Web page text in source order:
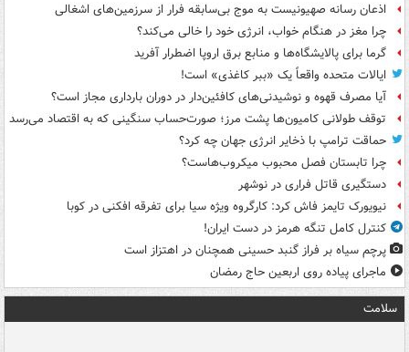
اذعان رسانه صهیونیست به موج بی‌سابقه فرار از سرزمین‌های اشغالی
چرا مغز در هنگام خواب، انرژی خود را خالی می‌کند؟
گرما برای پالایشگاه‌ها و منابع برق اروپا اضطرار آفرید
ایالات متحده واقعاً یک «ببر کاغذی» است!
آیا مصرف قهوه و نوشیدنی‌های کافئین‌دار در دوران بارداری مجاز است؟
توقف طولانی کامیون‌ها پشت مرز؛ صورت‌حساب سنگینی که به اقتصاد می‌رسد
حماقت ترامپ با ذخایر انرژی جهان چه کرد؟
چرا تابستان فصل محبوب میکروب‌هاست؟
دستگیری قاتل فراری در نوشهر
نیویورک تایمز فاش کرد: کارگروه ویژه سیا برای تفرقه افکنی در کوبا
کنترل کامل تنگه هرمز در دست ایران!
پرچم سیاه بر فراز گنبد حسینی همچنان در اهتزاز است
ماجرای پیاده روی اربعین حاج رمضان
سلامت